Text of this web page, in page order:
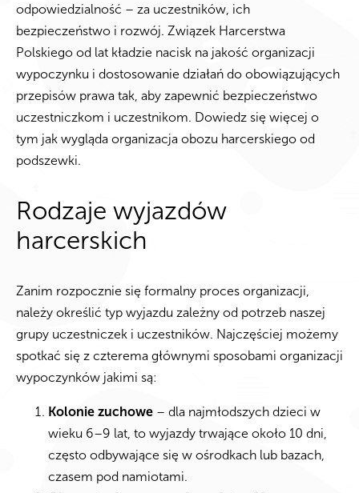
odpowiedzialność – za uczestników, ich
bezpieczeństwo i rozwój. Związek Harcerstwa
Polskiego od lat kładzie nacisk na jakość organizacji
wypoczynku i dostosowanie działań do obowiązujących
przepisów prawa tak, aby zapewnić bezpieczeństwo
uczestniczkom i uczestnikom. Dowiedz się więcej o
tym jak wygląda organizacja obozu harcerskiego od
podszewki.
Rodzaje wyjazdów
harcerskich
Zanim rozpocznie się formalny proces organizacji,
należy określić typ wyjazdu zależny od potrzeb naszej
grupy uczestniczek i uczestników. Najczęściej możemy
spotkać się z czterema głównymi sposobami organizacji
wypoczynków jakimi są:
Kolonie zuchowe – dla najmłodszych dzieci w
wieku 6–9 lat, to wyjazdy trwające około 10 dni,
często odbywające się w ośrodkach lub bazach,
czasem pod namiotami.